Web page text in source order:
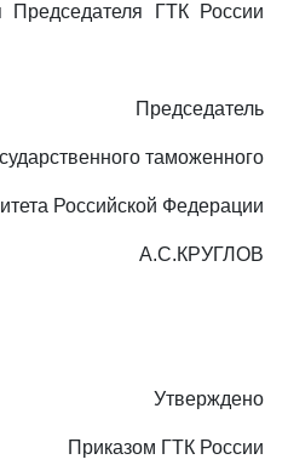
Председателя ГТК России
Председатель
таможенного
Российской Федерации
А.С.КРУГЛОВ
Утверждено
Приказом ГТК России